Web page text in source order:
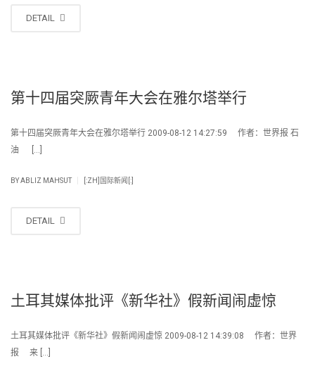
DETAIL
第十四届突厥青年大会在雅尔塔举行
第十四届突厥青年大会在雅尔塔举行 2009-08-12 14:27:59 作者：世界报 石
油 […]
BYABLIZ MAHSUT [:ZH]国际新闻[:]
DETAIL
土耳其媒体批评《新华社》假新闻闹虚惊
土耳其媒体批评《新华社》假新闻闹虚惊 2009-08-12 14:39:08 作者：世界
报 来 […]